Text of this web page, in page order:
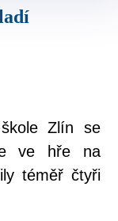
Zlín se
ve hře na
téměř čtyři